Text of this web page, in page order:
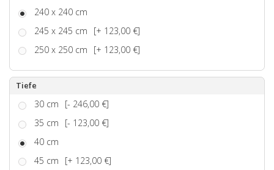
240 x 240 cm
245 x 245 cm
[+ 123,00 €]
250 x 250 cm
[+ 123,00 €]
Tiefe
30 cm
[- 246,00 €]
35 cm
[- 123,00 €]
40 cm
45 cm
[+ 123,00 €]